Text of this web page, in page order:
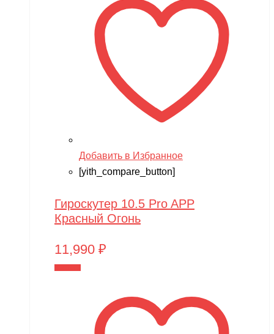
Добавить в Избранное
[yith_compare_button]
Гироскутер 10.5 Pro APP
Красный Огонь
11,990 ₽